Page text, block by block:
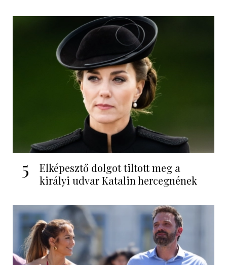
5
Elképesztő dolgot tiltott meg a
királyi udvar Katalin hercegnének